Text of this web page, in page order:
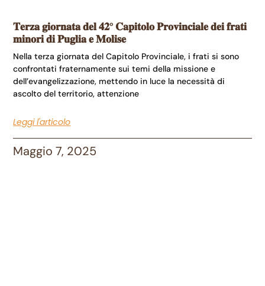
𝐓𝐞𝐫𝐳𝐚 𝐠𝐢𝐨𝐫𝐧𝐚𝐭𝐚 𝐝𝐞𝐥 𝟒𝟐° 𝐂𝐚𝐩𝐢𝐭𝐨𝐥𝐨 𝐏𝐫𝐨𝐯𝐢𝐧𝐜𝐢𝐚𝐥𝐞 𝐝𝐞𝐢 𝐟𝐫𝐚𝐭𝐢
𝐦𝐢𝐧𝐨𝐫𝐢 𝐝𝐢 𝐏𝐮𝐠𝐥𝐢𝐚 𝐞 𝐌𝐨𝐥𝐢𝐬𝐞
Nella terza giornata del Capitolo Provinciale, i frati si sono
confrontati fraternamente sui temi della missione e
dell’evangelizzazione, mettendo in luce la necessità di
ascolto del territorio, attenzione
Leggi l'articolo
Maggio 7, 2025